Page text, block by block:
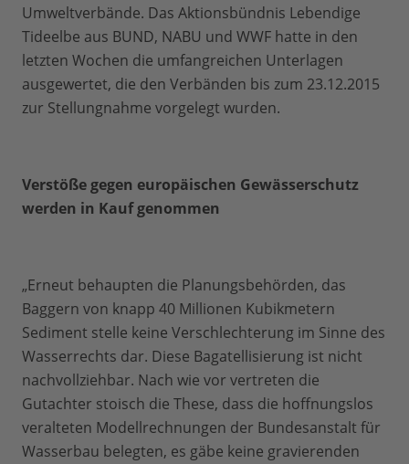
Umweltverbände. Das Aktionsbündnis Lebendige
Tideelbe aus BUND, NABU und WWF hatte in den
letzten Wochen die umfangreichen Unterlagen
ausgewertet, die den Verbänden bis zum 23.12.2015
zur Stellungnahme vorgelegt wurden.
Verstöße gegen europäischen Gewässerschutz
werden in Kauf genommen
„Erneut behaupten die Planungsbehörden, das
Baggern von knapp 40 Millionen Kubikmetern
Sediment stelle keine Verschlechterung im Sinne des
Wasserrechts dar. Diese Bagatellisierung ist nicht
nachvollziehbar. Nach wie vor vertreten die
Gutachter stoisch die These, dass die hoffnungslos
veralteten Modellrechnungen der Bundesanstalt für
Wasserbau belegten, es gäbe keine gravierenden